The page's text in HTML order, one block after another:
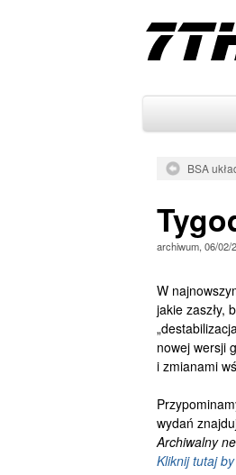
BSA
archiwum,06/02/
W
jakie zaszły,
nowej wersji
i zmianami
wydań
Archiwalny
Kliknij tutaj